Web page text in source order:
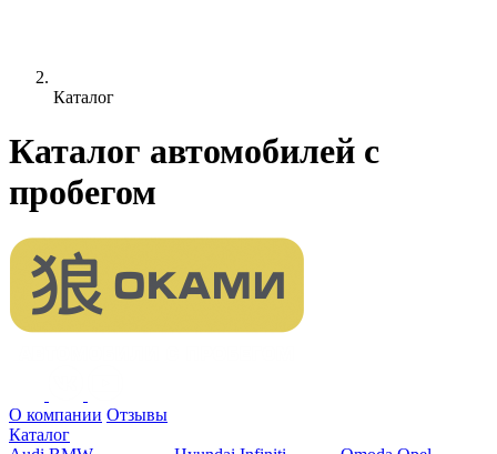
Каталог
Каталог автомобилей с
пробегом
О компании Отзывы
Каталог